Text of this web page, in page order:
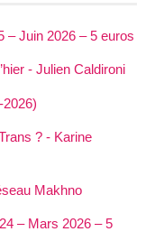
– Juin 2026 – 5 euros
- Julien Caldironi
2026)
? - Karine
Makhno
– Mars 2026 – 5